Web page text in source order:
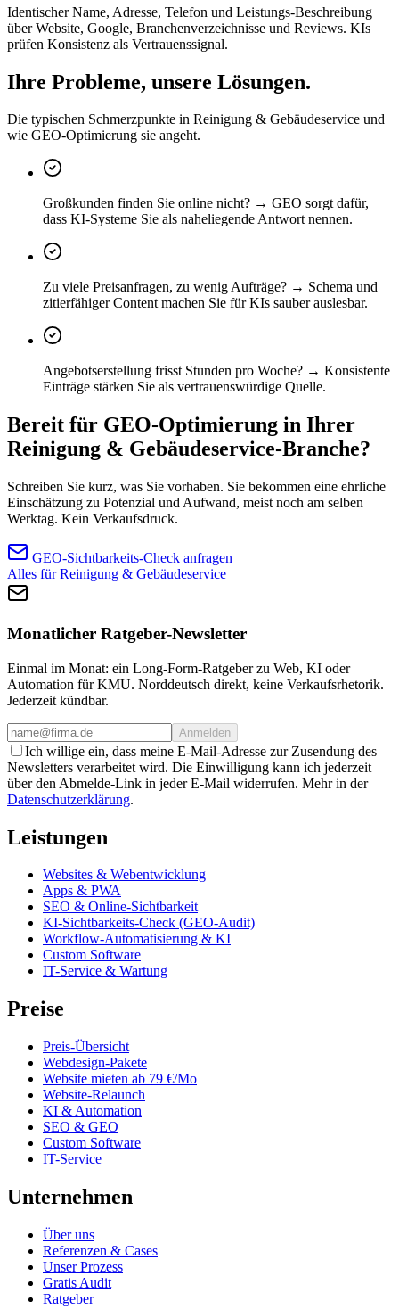
Identischer Name, Adresse, Telefon und Leistungs-Beschreibung
über Website, Google, Branchenverzeichnisse und Reviews. KIs
prüfen Konsistenz als Vertrauenssignal.
Ihre Probleme, unsere Lösungen.
Die typischen Schmerzpunkte in Reinigung & Gebäudeservice und
wie GEO-Optimierung sie angeht.
Großkunden finden Sie online nicht? → GEO sorgt dafür,
dass KI-Systeme Sie als naheliegende Antwort nennen.
Zu viele Preisanfragen, zu wenig Aufträge? → Schema und
zitierfähiger Content machen Sie für KIs sauber auslesbar.
Angebotserstellung frisst Stunden pro Woche? → Konsistente
Einträge stärken Sie als vertrauenswürdige Quelle.
Bereit für GEO-Optimierung in Ihrer
Reinigung & Gebäudeservice-Branche?
Schreiben Sie kurz, was Sie vorhaben. Sie bekommen eine ehrliche
Einschätzung zu Potenzial und Aufwand, meist noch am selben
Werktag. Kein Verkaufsdruck.
GEO-Sichtbarkeits-Check anfragen
Alles für Reinigung & Gebäudeservice
Monatlicher Ratgeber-Newsletter
Einmal im Monat: ein Long-Form-Ratgeber zu Web, KI oder
Automation für KMU. Norddeutsch direkt, keine Verkaufsrhetorik.
Jederzeit kündbar.
Anmelden
Ich willige ein, dass meine E-Mail-Adresse zur Zusendung des
Newsletters verarbeitet wird. Die Einwilligung kann ich jederzeit
über den Abmelde-Link in jeder E-Mail widerrufen. Mehr in der
Datenschutzerklärung.
Leistungen
Websites & Webentwicklung
Apps & PWA
SEO & Online-Sichtbarkeit
KI-Sichtbarkeits-Check (GEO-Audit)
Workflow-Automatisierung & KI
Custom Software
IT-Service & Wartung
Preise
Preis-Übersicht
Webdesign-Pakete
Website mieten ab 79 €/Mo
Website-Relaunch
KI & Automation
SEO & GEO
Custom Software
IT-Service
Unternehmen
Über uns
Referenzen & Cases
Unser Prozess
Gratis Audit
Ratgeber